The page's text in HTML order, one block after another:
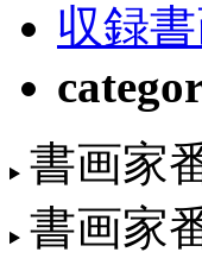
収録
書画家
書画家